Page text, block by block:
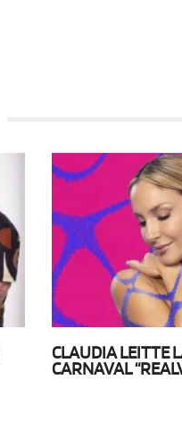
CLAUDIA LEITTE
CARNAVAL